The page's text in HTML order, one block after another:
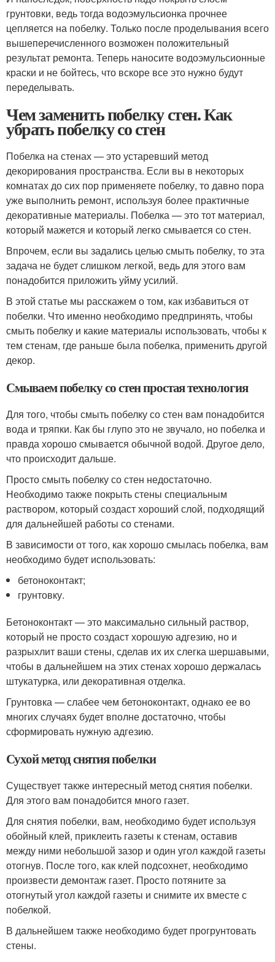
грунтовки, ведь тогда водоэмульсионка прочнее
цепляется на побелку. Только после проделывания всего
вышеперечисленного возможен положительный
результат ремонта. Теперь наносите водоэмульсионные
краски и не бойтесь, что вскоре все это нужно будут
переделывать.
Чем заменить побелку стен. Как
убрать побелку со стен
Побелка на стенах — это устаревший метод
декорирования пространства. Если вы в некоторых
комнатах до сих пор применяете побелку, то давно пора
уже выполнить ремонт, используя более практичные
декоративные материалы. Побелка — это тот материал,
который мажется и который легко смывается со стен.
Впрочем, если вы задались целью смыть побелку, то эта
задача не будет слишком легкой, ведь для этого вам
понадобится приложить уйму усилий.
В этой статье мы расскажем о том, как избавиться от
побелки. Что именно необходимо предпринять, чтобы
смыть побелку и какие материалы использовать, чтобы к
тем стенам, где раньше была побелка, применить другой
декор.
Смываем побелку со стен простая технология
Для того, чтобы смыть побелку со стен вам понадобится
вода и тряпки. Как бы глупо это не звучало, но побелка и
правда хорошо смывается обычной водой. Другое дело,
что происходит дальше.
Просто смыть побелку со стен недостаточно.
Необходимо также покрыть стены специальным
раствором, который создаст хороший слой, подходящий
для дальнейшей работы со стенами.
В зависимости от того, как хорошо смылась побелка, вам
необходимо будет использовать:
бетоноконтакт;
грунтовку.
Бетоноконтакт — это максимально сильный раствор,
который не просто создаст хорошую адгезию, но и
разрыхлит ваши стены, сделав их их слегка шершавыми,
чтобы в дальнейшем на этих стенах хорошо держалась
штукатурка, или декоративная отделка.
Грунтовка — слабее чем бетоноконтакт, однако ее во
многих случаях будет вполне достаточно, чтобы
сформировать нужную адгезию.
Сухой метод снятия побелки
Существует также интересный метод снятия побелки.
Для этого вам понадобится много газет.
Для снятия побелки, вам, необходимо будет используя
обойный клей, приклеить газеты к стенам, оставив
между ними небольшой зазор и один угол каждой газеты
отогнув. После того, как клей подсохнет, необходимо
произвести демонтаж газет. Просто потяните за
отогнутый угол каждой газеты и снимите их вместе с
побелкой.
В дальнейшем также необходимо будет прогрунтовать
стены.